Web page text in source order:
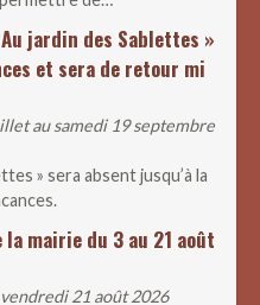
jardin des Sablettes »
et sera de retour mi
au samedi 19 septembre
» sera absent jusqu’à la
mairie du 3 au 21 août
21 août 2026